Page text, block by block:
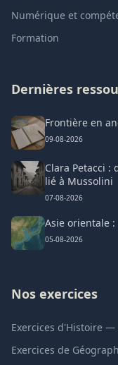
Numérique et
Formation
Dernières
Frontière en
09-08-2026
Clara Petacci
lié à Mussolini
07-08-2026
Asie orientale
05-08-2026
Nos exercices
Exercices d'Histoire —
Exercices de